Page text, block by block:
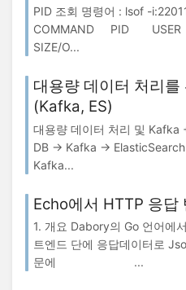
PID 조회 명령어 : lsof -
COMMAND PID USER
SIZE/O...
대용량 데이터 처리를
(Kafka, ES)
대용량 데이터 처리 및 Kafka
DB -> Kafka ->
Kafka...
Echo에서 HTTP 응답
1. 개요 Dabory의 Go 언어에
트엔드 단에 응답데이터로
문에 ...